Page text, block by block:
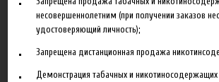
Добавить в сравнение
несовершеннолетним (при получении заказов
удостоверяющий личность);
Запрещена дистанционная продажа
Демонстрация табачных и никотиносодержащих